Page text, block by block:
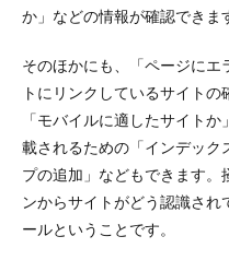
か」などの情報が確認できま
そのほかにも、「ページにエ
トにリンクしているサイトの
「モバイルに適したサイト
載されるための「インデック
プの追加」などもできます。
ンからサイトがどう認識され
ールということです。